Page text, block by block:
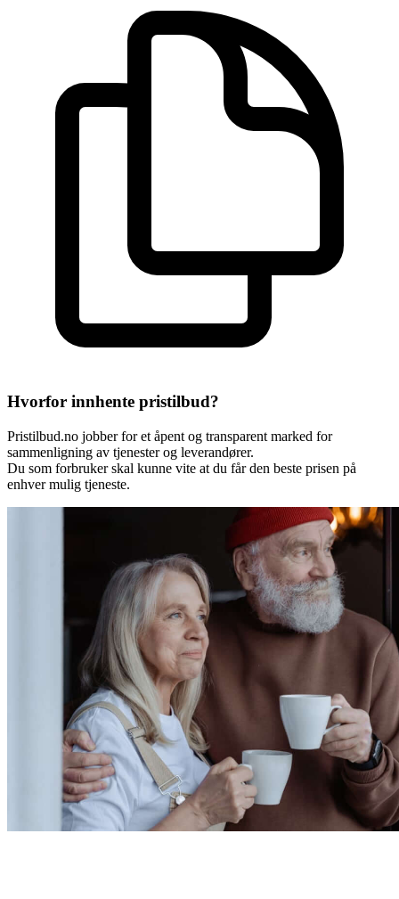
Hvorfor innhente pristilbud?
Pristilbud.no jobber for et åpent og transparent marked for
sammenligning av tjenester og leverandører.
Du som forbruker skal kunne vite at du får den beste prisen på
enhver mulig tjeneste.